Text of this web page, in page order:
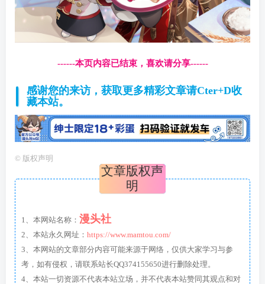
------本页内容已结束，喜欢请分享------
感谢您的来访，获取更多精彩文章请Cter+D收
藏本站。
© 版权声明
文章版权声
明
1、本网站名称： 漫头社
2、本站永久网址： https://www.mamtou.com/
3、本网站的文章部分内容可能来源于网络，仅供大家学习与参
考，如有侵权，请联系站长QQ374155650进行删除处理。
4、本站一切资源不代表本站立场，并不代表本站赞同其观点和对